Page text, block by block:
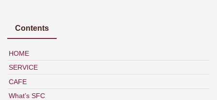
Contents
HOME
SERVICE
CAFE
What’s SFC